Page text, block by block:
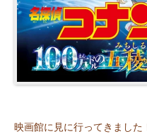
映画館に見に行ってきました